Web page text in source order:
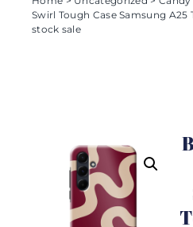
Homepage
Collecties
Swirl Tough Case Samsung A25
stock sale